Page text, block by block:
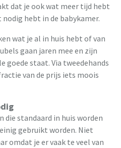
dat je ook wat meer tijd hebt
hebt in de babykamer.
wat je al in huis hebt of van
gaan jaren mee en zijn
goede staat. Via tweedehands
van de prijs iets moois
die standaard in huis worden
gebruikt worden. Niet
omdat je er vaak te veel van